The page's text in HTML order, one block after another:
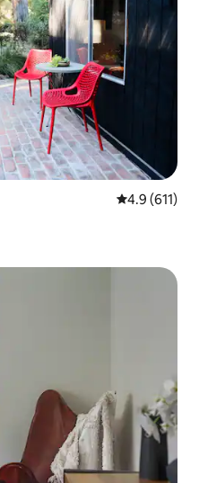
レビュー611
4.9 (611)